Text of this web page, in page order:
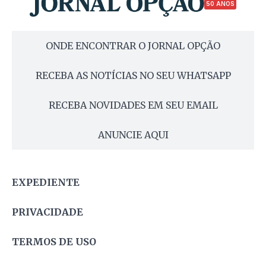
50 ANOS
ONDE ENCONTRAR O JORNAL OPÇÃO
RECEBA AS NOTÍCIAS NO SEU WHATSAPP
RECEBA NOVIDADES EM SEU EMAIL
ANUNCIE AQUI
EXPEDIENTE
PRIVACIDADE
TERMOS DE USO